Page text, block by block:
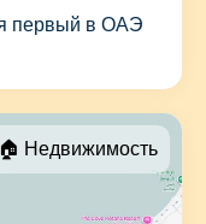
первый в ОАЭ
🏠 Недвижимость